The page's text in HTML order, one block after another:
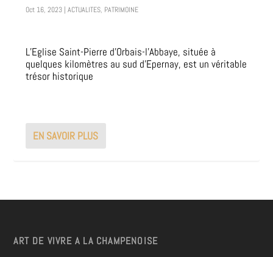
Oct 16, 2023 |ACTUALITES, PATRIMOINE
L’Eglise Saint-Pierre d’Orbais-l’Abbaye, située à
quelques kilomètres au sud d’Epernay, est un véritable
trésor historique
EN SAVOIR PLUS
ART DE VIVRE A LA CHAMPENOISE